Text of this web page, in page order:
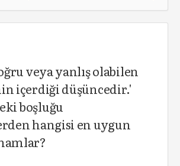
veya yanlış olabilen
içerdiği düşüncedir.'
boşluğu
hangisi en uygun